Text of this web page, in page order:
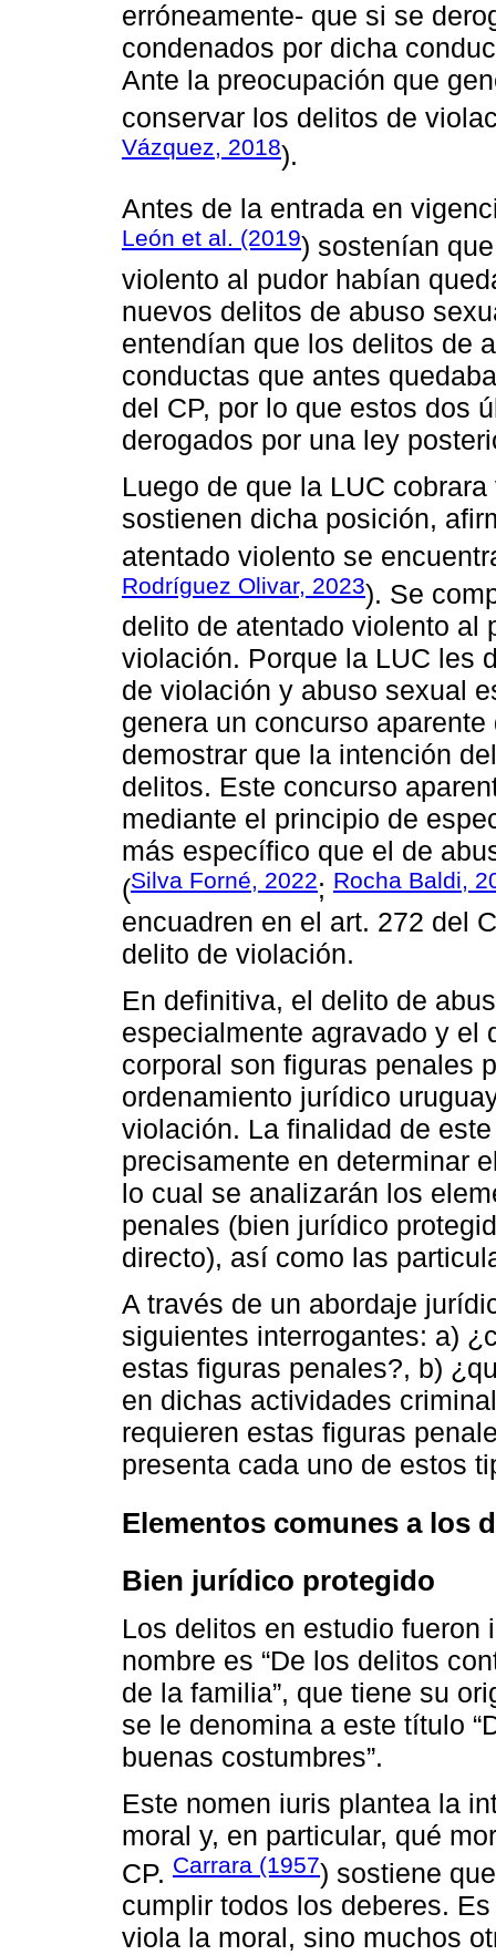
erróneamente- que si se
condenados por dicha
Ante la preocupación que
conservar los delitos de
Vázquez, 2018).
Antes de la entrada en
León et al. (2019) sostenían
violento al pudor habían
nuevos delitos de abuso
entendían que los delitos de
conductas que antes
del CP, por lo que estos dos
derogados por una ley
Luego de que la LUC
sostienen dicha posición,
atentado violento se
Rodríguez Olivar, 2023). Se
delito de atentado violento al
violación. Porque la LUC les
de violación y abuso sexual
genera un concurso
demostrar que la intención
delitos. Este concurso
mediante el principio de
más específico que el de
(Silva Forné, 2022; Rocha Baldi,
encuadren en el art. 272 del
delito de violación.
En definitiva, el delito de
especialmente agravado y el
corporal son figuras penales
ordenamiento jurídico
violación. La finalidad de
precisamente en determinar
lo cual se analizarán los
penales (bien jurídico
directo), así como las
A través de un abordaje
siguientes interrogantes: a)
estas figuras penales?, b)
en dichas actividades
requieren estas figuras
presenta cada uno de estos
Elementos comunes a los
Bien jurídico protegido
Los delitos en estudio fueron
nombre es “De los delitos
de la familia”, que tiene su
se le denomina a este título
buenas costumbres”.
Este nomen iuris plantea la
moral y, en particular, qué
CP. Carrara (1957) sostiene
cumplir todos los deberes.
viola la moral, sino muchos